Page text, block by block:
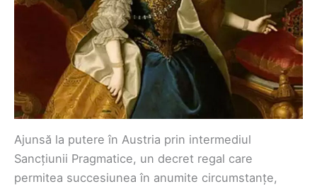
Ajunsă la putere în Austria prin intermediul
Sancțiunii Pragmatice, un decret regal care
permitea succesiunea în anumite circumstanțe,